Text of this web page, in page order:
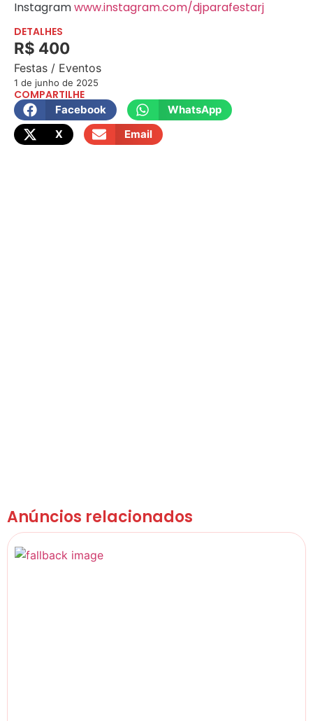
Instagramwww.instagram.com/djparafestarj
DETALHES
R$ 400
Festas / Eventos
1 de junho de 2025
COMPARTILHE
Facebook
WhatsApp
X
Email
Anúncios relacionados